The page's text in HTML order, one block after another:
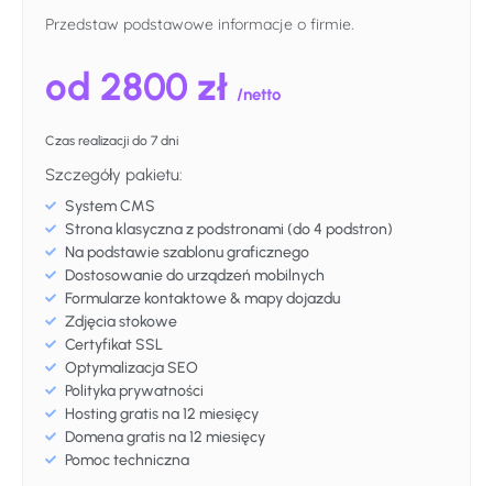
Przedstaw podstawowe informacje o firmie.
od 2800 zł /netto
Czas realizacji do 7 dni
Szczegóły pakietu:
System CMS
Strona klasyczna z podstronami (do 4 podstron)
Na podstawie szablonu graficznego
Dostosowanie do urządzeń mobilnych
Formularze kontaktowe & mapy dojazdu
Zdjęcia stokowe
Certyfikat SSL
Optymalizacja SEO
Polityka prywatności
Hosting gratis na 12 miesięcy
Domena gratis na 12 miesięcy
Pomoc techniczna